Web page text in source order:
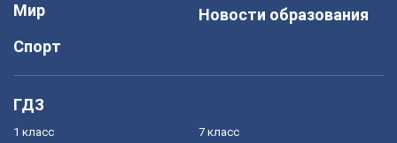
Мир
Спорт
Новости образования
ГДЗ
1 класс 7 класс